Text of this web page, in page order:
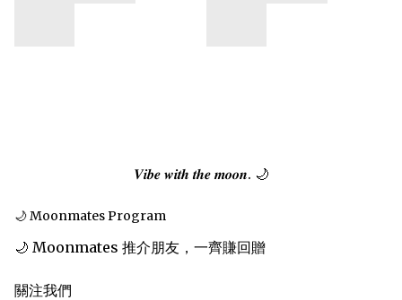
𝑽𝒊𝒃𝒆 𝒘𝒊𝒕𝒉 𝒕𝒉𝒆 𝒎𝒐𝒐𝒏. 🌙
🌙 Moonmates Program
🌙 Moonmates 推介朋友，一齊賺回贈
關注我們